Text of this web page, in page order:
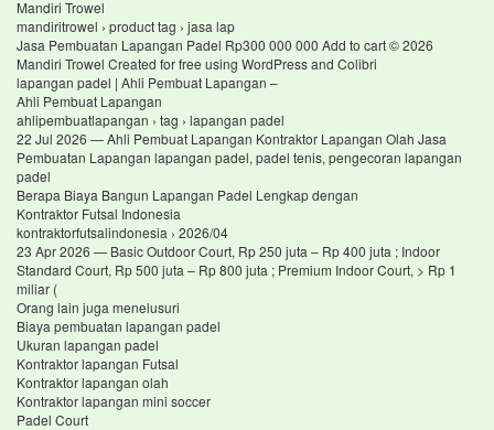
Mandiri Trowel
mandiritrowel › product tag › jasa lap
Jasa Pembuatan Lapangan Padel Rp300 000 000 Add to cart © 2026
Mandiri Trowel Created for free using WordPress and Colibri
lapangan padel | Ahli Pembuat Lapangan –
Ahli Pembuat Lapangan
ahlipembuatlapangan › tag › lapangan padel
22 Jul 2026 — Ahli Pembuat Lapangan Kontraktor Lapangan Olah Jasa
Pembuatan Lapangan lapangan padel, padel tenis, pengecoran lapangan
padel
Berapa Biaya Bangun Lapangan Padel Lengkap dengan
Kontraktor Futsal Indonesia
kontraktorfutsalindonesia › 2026/04
23 Apr 2026 — Basic Outdoor Court, Rp 250 juta – Rp 400 juta ; Indoor
Standard Court, Rp 500 juta – Rp 800 juta ; Premium Indoor Court, > Rp 1
miliar (
Orang lain juga menelusuri
Biaya pembuatan lapangan padel
Ukuran lapangan padel
Kontraktor lapangan Futsal
Kontraktor lapangan olah
Kontraktor lapangan mini soccer
Padel Court